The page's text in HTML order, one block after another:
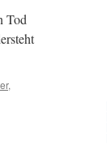
Tod
,